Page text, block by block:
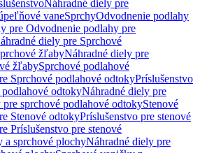
Náhradné diely pre
vaneSprchyOdvodnenie podlahy
pre Odvodnenie podlahy pre
diely pre Sprchové
žľabyNáhradné diely pre
žľabySprchové podlahové
Sprchové podlahové odtokyPríslušenstvo
odtokyNáhradné diely pre
sprchové podlahové odtokyStenové
Stenové odtokyPríslušenstvo pre stenové
Príslušenstvo pre stenové
a sprchové plochyNáhradné diely pre